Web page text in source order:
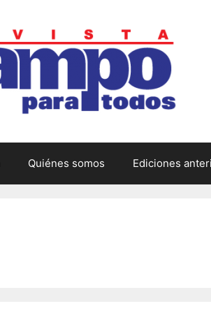
Quiénes somos Ediciones